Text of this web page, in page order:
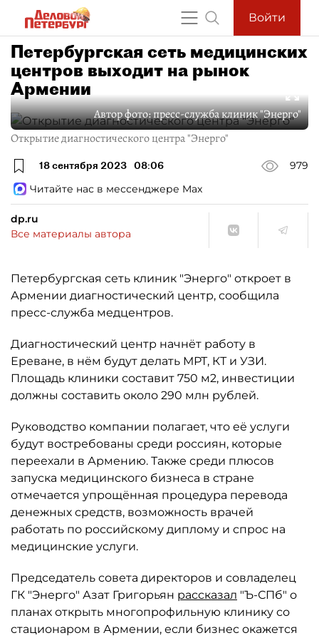
Войти
Петербургская сеть медицинских
центров выходит на рынок
Армении
Автор фото:пресс-служба клиник "Энерго"
Открытие диагностического центра "Энерго"
18 сентября 2023 08:06
979
Читайте нас в мессенджере Max
dp.ru
Все материалы автора
Петербургская сеть клиник "Энерго" откроет в
Армении диагностический центр, сообщила
пресс-служба медцентров.
Диагностический центр начнёт работу в
Ереване, в нём будут делать МРТ, КТ и УЗИ.
Площадь клиники составит 750 м2, инвестиции
должны составить около 290 млн рублей.
Руководство компании полагает, что её услуги
будут востребованы среди россиян, которые
переехали в Армению. Также среди плюсов
запуска медицинского бизнеса в стране
отмечается упрощённая процедура перевода
денежных средств, возможность врачей
работать по российскому диплому и спрос на
медицинские услуги.
Председатель совета директоров и совладелец
ГК "Энерго" Азат Григорьян рассказал "Ъ-СПб" о
планах открыть многопрофильную клинику со
стационаром в Армении, если бизнес окажется